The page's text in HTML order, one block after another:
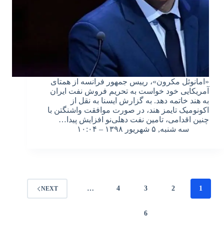
«امانوئل مکرون»، رییس جمهور فرانسه از همتای
آمریکایی خود خواست به تحریم فروش نفت ایران
به هند خاتمه دهد. به گزارش ایسنا به نقل از
اکونومیک تایمز هند، در صورت موافقت واشنگتن با
چنین اقدامی، تامین نفت دهلی‌نو افزایش پیدا…
سه شنبه, ۵ شهریور ۱۳۹۸ – ۱۰:۰۴
1
2
3
4
…
6
NEXT